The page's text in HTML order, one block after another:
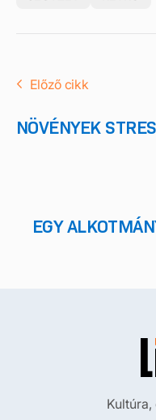
Előző cikk
NÖVÉNYEK
EGY